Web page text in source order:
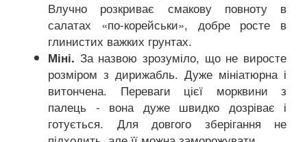
Влучно розкриває смакову повноту в
салатах «по-корейськи», добре росте в
глинистих важких грунтах.
Міні. За назвою зрозуміло, що не виросте
розміром з дирижабль. Дуже мініатюрна і
витончена. Переваги цієї морквини з
палець - вона дуже швидко дозріває і
готується. Для довгого зберігання не